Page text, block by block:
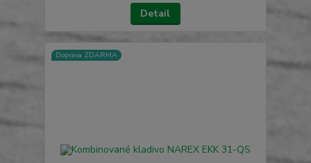
Detail
Doprava ZDARMA